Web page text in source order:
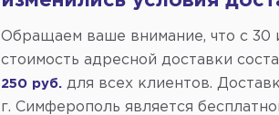
43, г.
Обращаем ваше внимание, что c 30
стоимость адресной доставки
250 руб.
для всех клиентов.
г. Симферополь является